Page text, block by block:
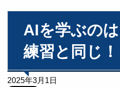
AIを学ぶの
練習と同じ！
2025年3月1日